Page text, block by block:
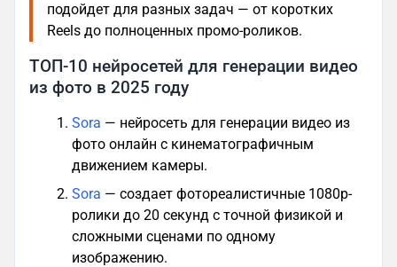
подойдет для разных задач — от коротких
Reels до полноценных промо-роликов.
ТОП-10 нейросетей для генерации видео
из фото в 2025 году
Sora — нейросеть для генерации видео из
фото онлайн с кинематографичным
движением камеры.
Sora — создает фотореалистичные 1080p-
ролики до 20 секунд с точной физикой и
сложными сценами по одному
изображению.